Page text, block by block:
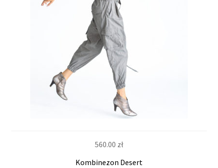
560.00 zł
Kombinezon Desert